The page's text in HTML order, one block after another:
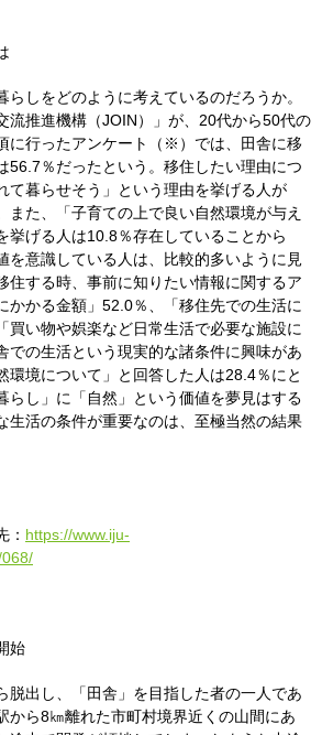
らしをどのように考えているのだろうか。
流推進機構（JOIN）」が、20代から50代の
に行ったアンケート（※）では、田舎に移
56.7％だったという。移住したい理由につ
て暮らせそう」という理由を挙げる人が
また、「子育ての上で良い自然環境が与え
挙げる人は10.8％存在していることから
を意識している人は、比較的多いように見
住する時、事前に知りたい情報に関するア
かかる金額」52.0％、「移住先での生活に
買い物や娯楽など日常生活で必要な施設に
での生活という現実的な諸条件に興味があ
環境について」と回答した人は28.4％にと
らし」に「自然」という価値を夢見はする
生活の条件が重要なのは、至極当然の結果
： https://www.iju-
始
脱出し、「田舎」を目指した者の一人であ
から8㎞離れた市町村境界近くの山間にあ